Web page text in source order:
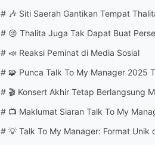
# 🎶 Siti Saerah Gantikan Tempat
# 😢 Thalita Juga Tak Dapat Buat
# 📣 Reaksi Peminat di Media Sosial
# 🧩 Punca Talk To My Manager 2025
# 🎬 Konsert Akhir Tetap Berlangsung
# 📺 Maklumat Siaran Talk To My
# 💡 Talk To My Manager: Format Unik